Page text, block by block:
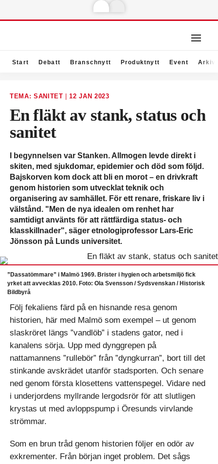
Start Debatt Branschnytt Produktnytt Event Arkiv
TEMA: SANITET 12 JAN 2023
En fläkt av stank, status och
sanitet
I begynnelsen var Stanken. Allmogen levde direkt i
skiten, med sjukdomar, epidemier och död som följd.
Bajskorven kom dock att bli en morot – en drivkraft
genom historien som utvecklat teknik och
organisering av samhället. För ett renare, friskare liv i
välstånd. "Men de nya idealen om renhet har
samtidigt använts för att rättfärdiga status- och
klasskillnader", säger etnologiprofessor Lars-Eric
Jönsson på Lunds universitet.
”Dassatömmare” i Malmö 1969. Brister i hygien och arbetsmiljö fick
yrket att avvecklas 2010. Foto: Ola Svensson / Sydsvenskan / Historisk
Bildbyrå
Följ fekaliens färd på en hisnande resa genom
historien, här med Malmö som exempel – ut genom
slaskröret längs ”vandlöb” i stadens gator, ned i
kanalens sörja. Upp med dynggrepen på
nattamannens ”rullebör” från ”dyngkurran”, bort till det
stinkande avskrädet utanför stadsporten. Och senare
ned genom första klosettens vattenspegel. Vidare ned
i underjordens myllrande lergodsrör för att slutligen
krystas ut med avloppspump i Öresunds virvlande
strömmar.
Som en brun tråd genom historien följer en odör av
exkrementer. Från början inget problem. Det sågs